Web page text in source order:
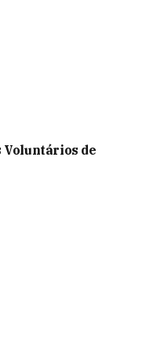
Voluntários de